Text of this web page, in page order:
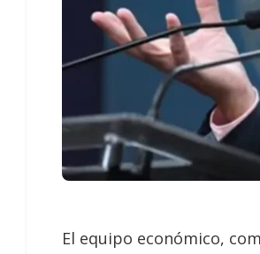
El equipo económico,